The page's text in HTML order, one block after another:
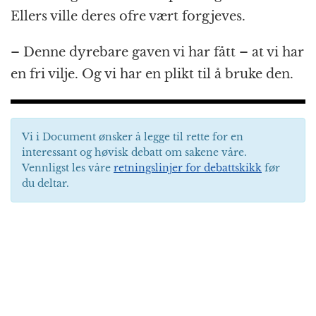
Ellers ville deres ofre vært forgjeves.
– Denne dyrebare gaven vi har fått – at vi har
en fri vilje. Og vi har en plikt til å bruke den.
Vi i Document ønsker å legge til rette for en
interessant og høvisk debatt om sakene våre.
Vennligst les våre retningslinjer for debattskikk før
du deltar.